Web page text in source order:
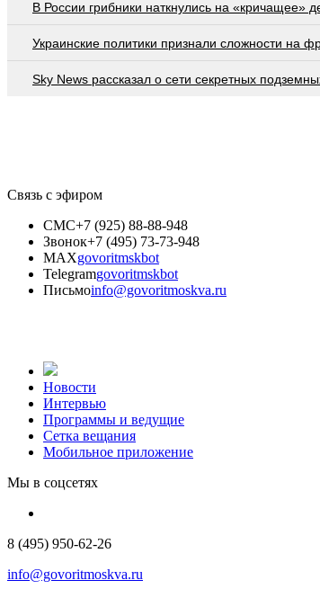
В России грибники наткнулись на «кричащее»
Украинские политики признали сложности на
Sky News рассказал о сети секретных
Связь с эфиром
СМС+7 (925) 88-88-948
Звонок+7 (495) 73-73-948
MAXgovoritmskbot
Telegramgovoritmskbot
Письмоinfo@govoritmoskva.ru
Новости
Интервью
Программы и ведущие
Сетка вещания
Мобильное приложение
Мы в соцсетях
8 (495) 950-62-26
info@govoritmoskva.ru